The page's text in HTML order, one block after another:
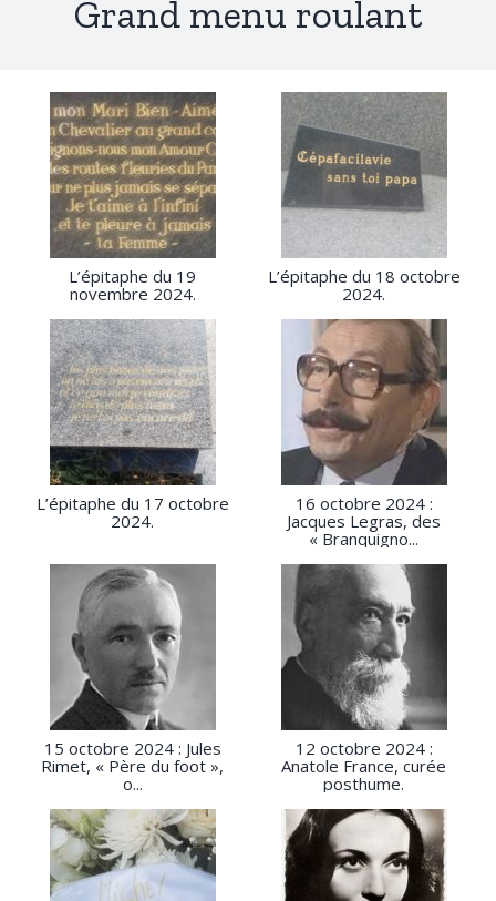
Grand menu roulant
L’épitaphe du 19
novembre 2024.
L’épitaphe du 18 octobre
2024.
L’épitaphe du 17 octobre
2024.
16 octobre 2024 :
Jacques Legras, des
« Branquigno...
15 octobre 2024 : Jules
Rimet, « Père du foot »,
o...
12 octobre 2024 :
Anatole France, curée
posthume.